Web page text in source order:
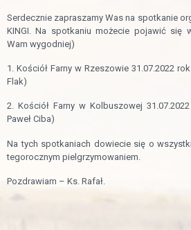
Serdecznie zapraszamy Was na spotkanie
KINGI. Na spotkaniu możecie pojawić się
Wam wygodniej)
1. Kościół Farny w Rzeszowie 31.07.2022
Flak)
2. Kościół Farny w Kolbuszowej
Paweł Ciba)
Na tych spotkaniach dowiecie się o
tegorocznym pielgrzymowaniem.
Pozdrawiam – Ks. Rafał.